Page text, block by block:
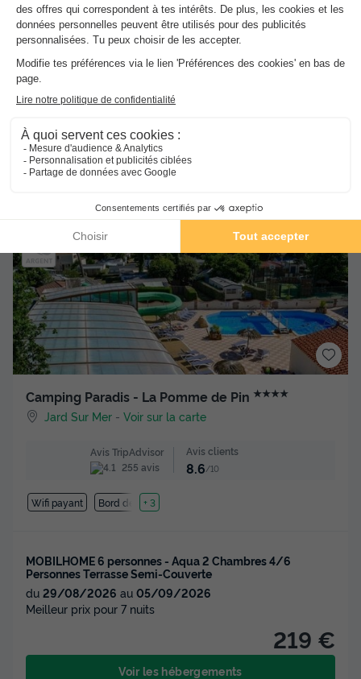
Wifi payant Bord de mer
+ 10
MOBILHOME 5 personnes - Classique 2 chambres
du13/09/2026au20/09/2026
329 €
Voir les hébergements
Camping Paradis - La Pomme de Pin ★★★★
Jard Sur Mer -Voir sur la carte
Avis TripAdvisor
255 avis
Avis clients
8.6/10
Wifi payant Bord de mer
+ 3
MOBILHOME 6 personnes - Aqua 2 Chambres 4/6
Personnes Terrasse Semi-Couverte
du 29/08/2026 au 05/09/2026
Meilleur prix pour 7 nuits
219 €
Voir les hébergements